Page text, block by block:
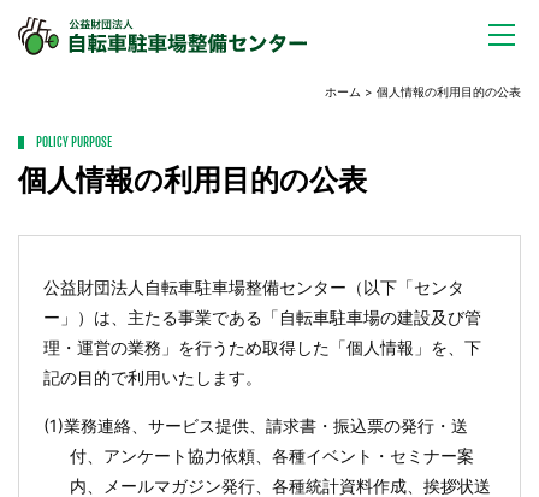
ホーム > 個人情報の利用目的の公表
POLICY PURPOSE
個人情報の利用目的の公表
公益財団法人自転車駐車場整備センター（以下「センタ
ー」）は、主たる事業である「自転車駐車場の建設及び管
理・運営の業務」を行うため取得した「個人情報」を、下
記の目的で利用いたします。
(1)業務連絡、サービス提供、請求書・振込票の発行・送
付、アンケート協力依頼、各種イベント・セミナー案
内、メールマガジン発行、各種統計資料作成、挨拶状送